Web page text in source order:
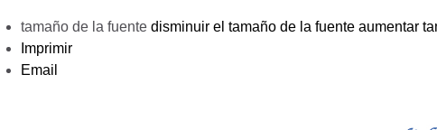
tamaño de la fuente disminuir el tamaño de la fuente aumentar
Imprimir
Email